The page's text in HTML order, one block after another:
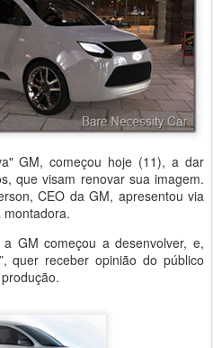
GM, começou hoje (11), a dar
que visam renovar sua imagem.
CEO da GM, apresentou via
GM começou a desenvolver, e,
”, quer receber opinião do público